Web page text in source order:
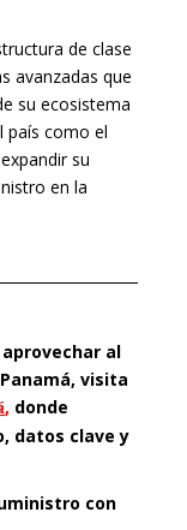
de clase
avanzadas que
su ecosistema
país como el
su
en la
al
visita
, donde
datos clave y
con